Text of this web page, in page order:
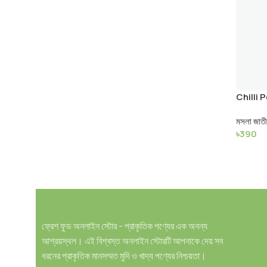
Chilli
মসলা
৳390
ফ্রেশ ফুড অনলাইন স্টোর - প্রাকৃতিক পণ্যের এক অনন্য
আশ্রয়স্থল। এই বিশ্বস্ত অনলাইন স্টোরটি আপনাকে দেয় সব
ধরনের প্রাকৃতিক মানসম্মত মুদি ও খাদ্য পণ্যের নিশ্চয়তা।